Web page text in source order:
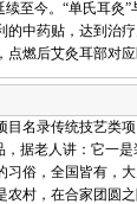
至今。“单氏耳灸
中药贴，达到治
点燃后艾灸耳部
录传统技艺类项
据老人讲：它一
俗，全国皆有，
村，在合家团圆